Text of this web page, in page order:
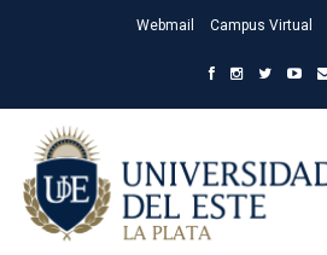
Webmail Campus Virtual